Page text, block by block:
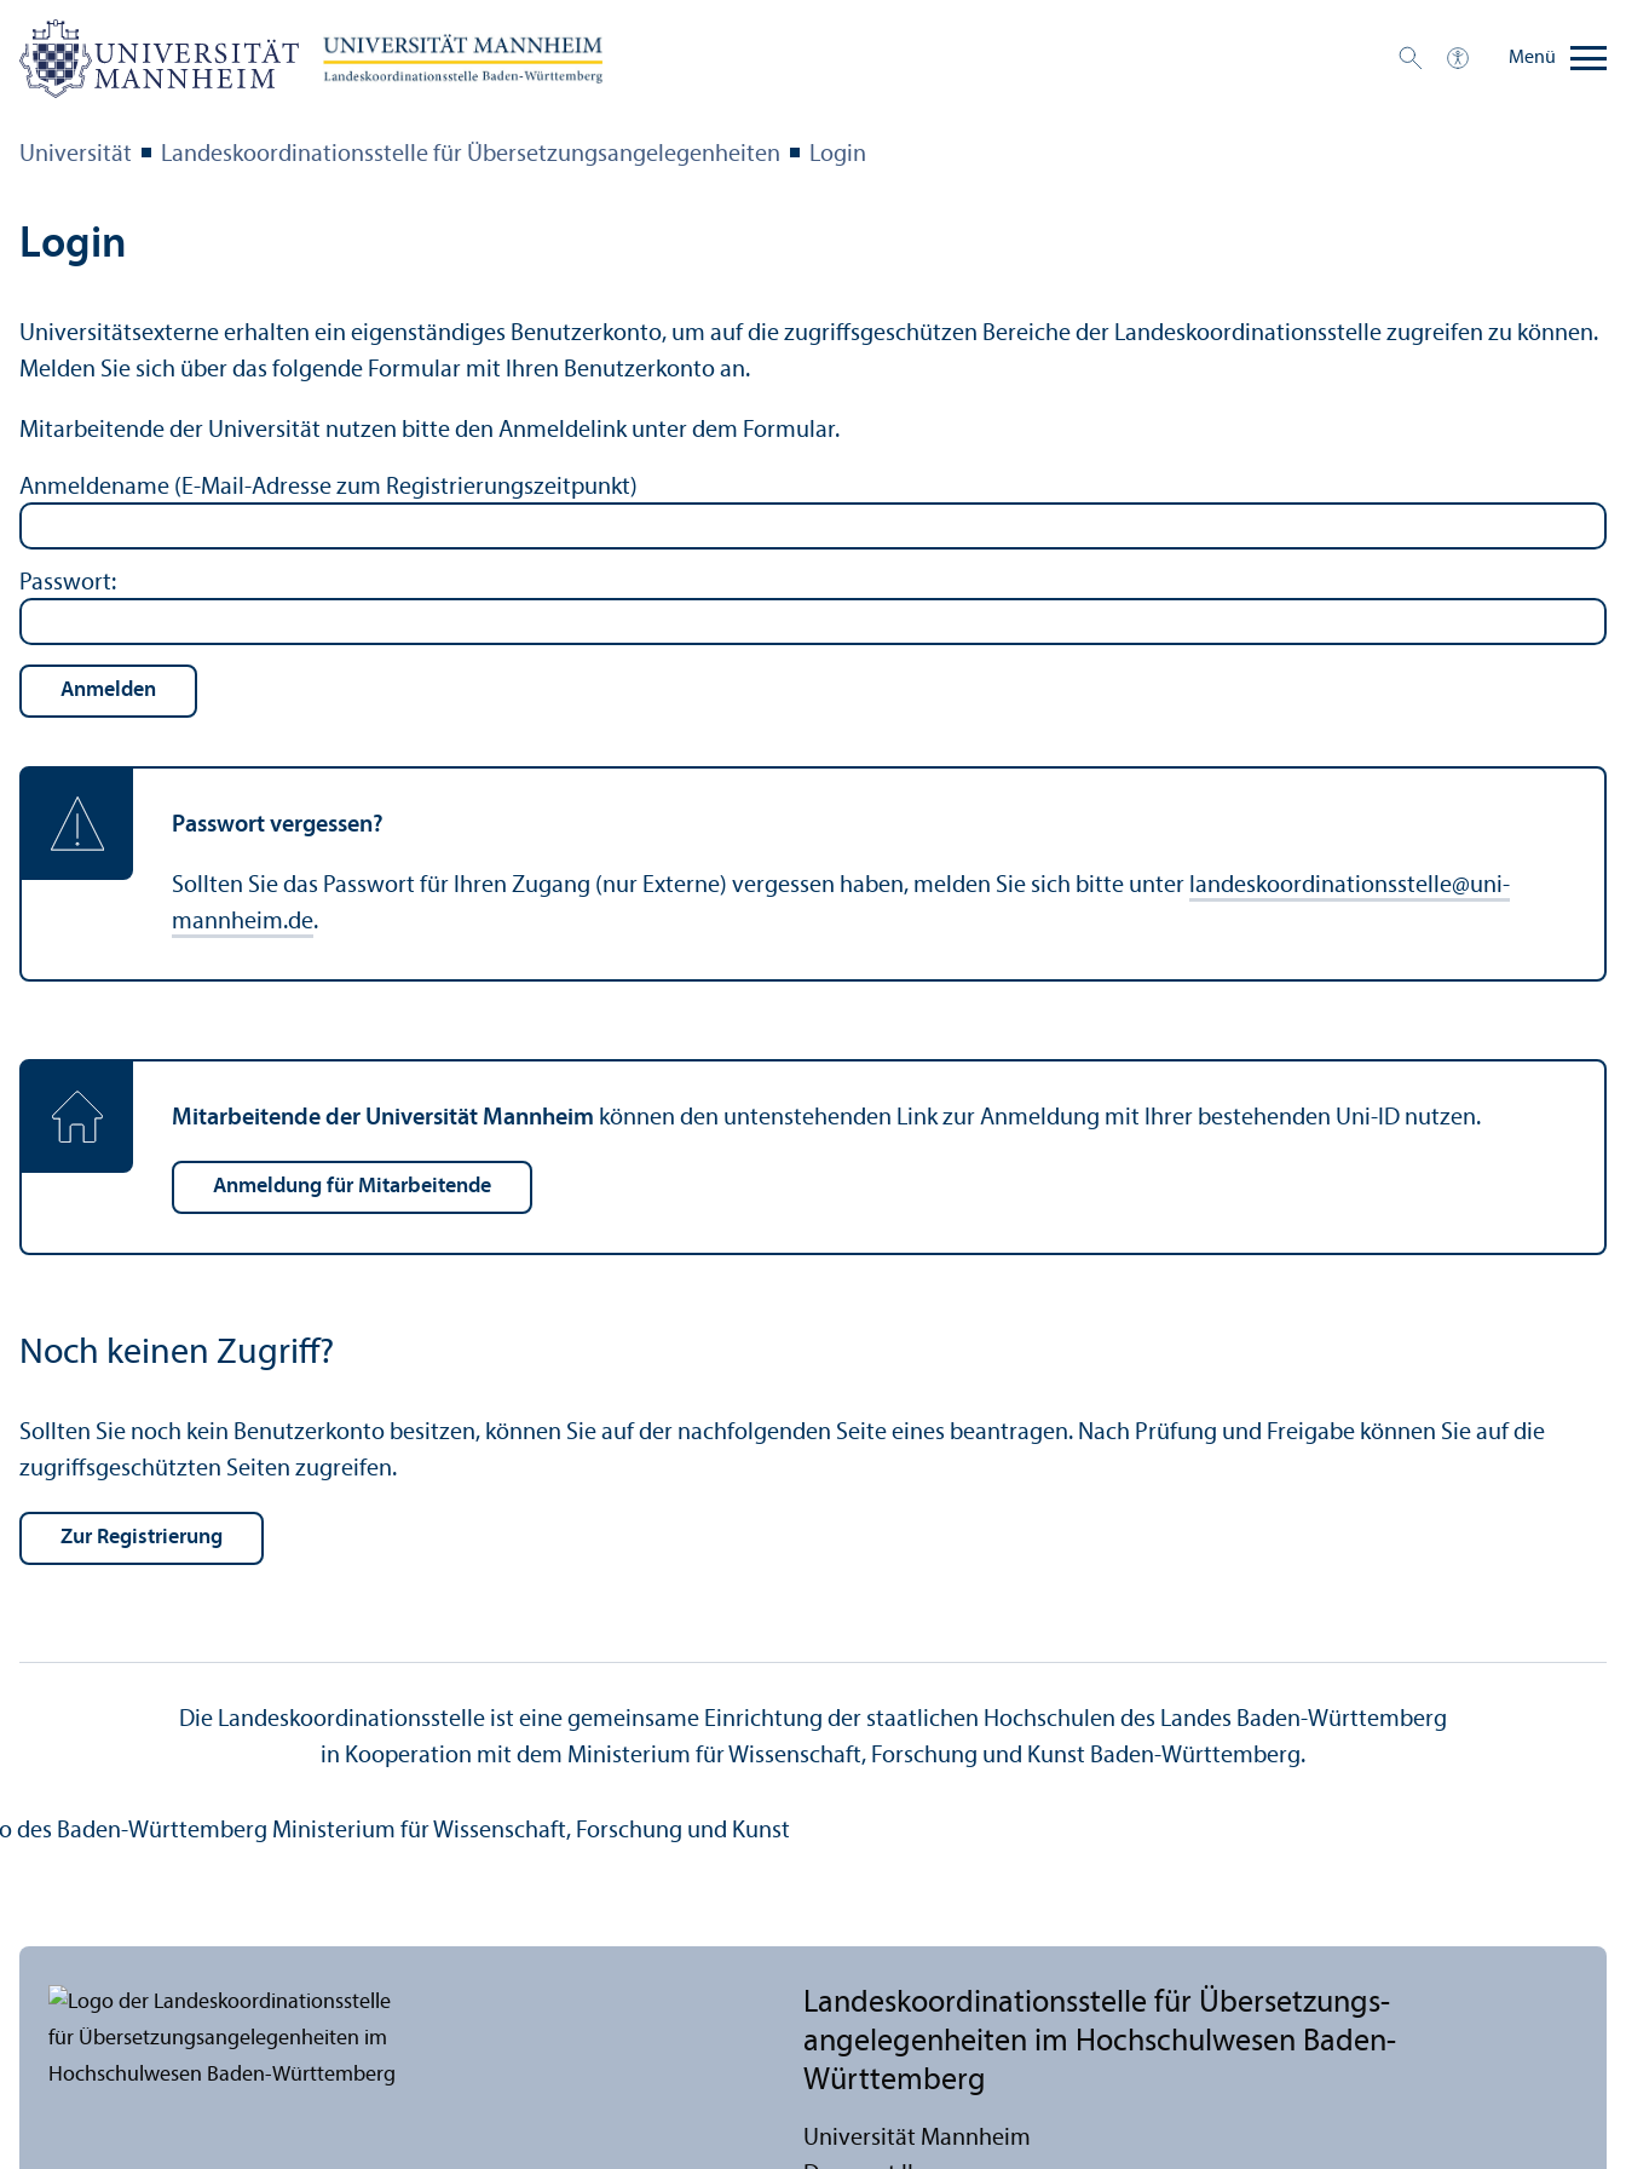
Menü
Universität Landes­koordinations­stelle für Über­setzungs­angelegenheiten Login
Login
Universitäts­externe erhalten ein eigenständiges Benutzerkonto, um auf die zugriffsgeschützen Bereiche der Landes­koordinations­stelle zugreifen zu können.
Melden Sie sich über das folgende Formular mit Ihren Benutzerkonto an.
Mitarbeitende der Universität nutzen bitte den Anmeldelink unter dem Formular.
Anmeldename (E-Mail-Adresse zum Registrierungs­zeitpunkt)
Passwort:
Passwort vergessen?
Sollten Sie das Passwort für Ihren Zugang (nur Externe) vergessen haben, melden Sie sich bitte unter landes­koordinationsstelle@uni-
mannheim.de.
Mitarbeitende der Universität Mannheim können den untenstehenden Link zur Anmeldung mit Ihrer bestehenden Uni-ID nutzen.
Anmeldung für Mitarbeitende
Noch keinen Zugriff?
Sollten Sie noch kein Benutzerkonto besitzen, können Sie auf der nachfolgenden Seite eines beantragen. Nach Prüfung und Freigabe können Sie auf die
zugriffsgeschützten Seiten zugreifen.
Zur Registrierung
Die Landes­koordinations­stelle ist eine gemeinsame Einrichtung der staatlichen Hochschulen des Landes Baden-Württemberg
in Kooperation mit dem Ministerium für Wissenschaft, Forschung und Kunst Baden-Württemberg.
Landes­koordinations­stelle für Über­setzungs­
angelegenheiten im Hochschul­wesen Baden-
Württemberg
Universität Mannheim